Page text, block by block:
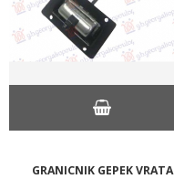
GRANICNIK GEPEK VRATA